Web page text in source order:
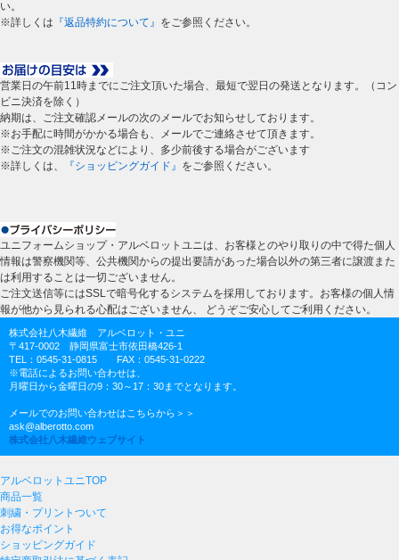
い。
※詳しくは 『返品特約について』 をご参照ください。
営業日の午前11時までにご注文頂いた場合、最短で翌日の発送となります。（コン
ビニ決済を除く）
納期は、ご注文確認メールの次のメールでお知らせしております。
※お手配に時間がかかる場合も、メールでご連絡させて頂きます。
※ご注文の混雑状況などにより、多少前後する場合がございます
※詳しくは、
『ショッピングガイド』 をご参照ください。
ユニフォームショップ・アルベロットユニは、お客様とのやり取りの中で得た個人
情報は警察機関等、公共機関からの提出要請があった場合以外の第三者に譲渡また
は利用することは一切ございません。
ご注文送信等にはSSLで暗号化するシステムを採用しております。お客様の個人情
報が他から見られる心配はございません、 どうぞご安心してご利用ください。
株式会社八木繊維 アルベロット・ユニ
〒417-0002 静岡県富士市依田橋426-1
TEL：0545-31-0815 FAX：0545-31-0222
※電話によるお問い合わせは、
月曜日から金曜日の9：30～17：30までとなります。
メールでのお問い合わせはこちらから＞＞
ask@alberotto.com
株式会社八木繊維ウェブサイト
アルベロットユニTOP
商品一覧
刺繍・プリントついて
お得なポイント
ショッピングガイド